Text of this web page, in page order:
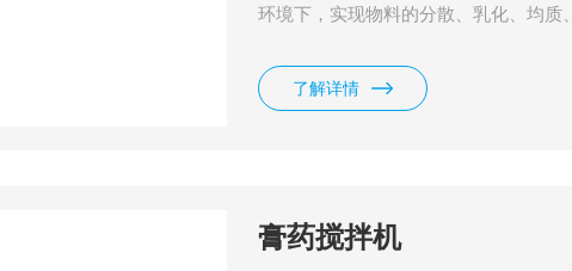
环境下，实现物料的分散、乳化、均质
了解详情
膏药搅拌机